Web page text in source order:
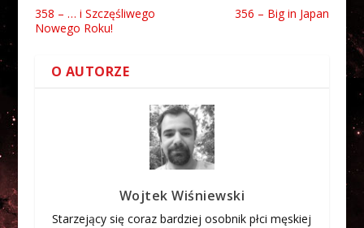
358 – … i Szczęśliwego
Nowego Roku!
356 – Big in Japan
O AUTORZE
Wojtek Wiśniewski
Starzejący się coraz bardziej osobnik płci męskiej